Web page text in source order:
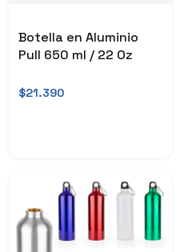
Botella en Aluminio
Pull 650 ml / 22 Oz
$21.390